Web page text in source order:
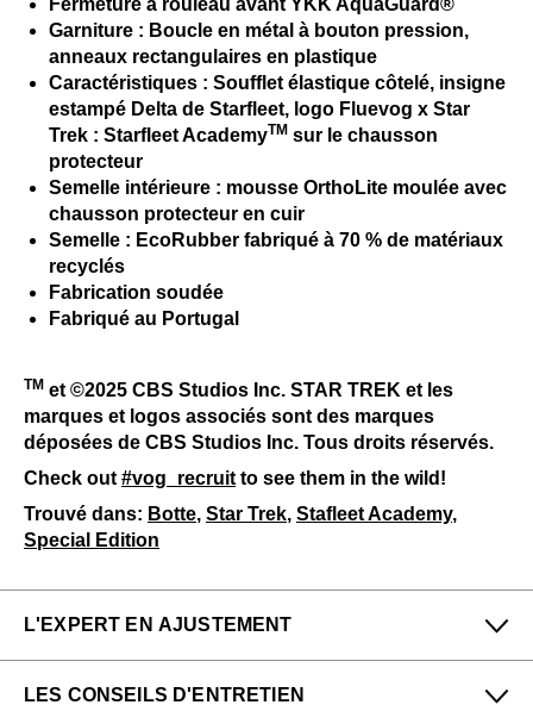
Fermeture à rouleau avant YKK AquaGuard®
Garniture : Boucle en métal à bouton pression,
anneaux rectangulaires en plastique
Caractéristiques : Soufflet élastique côtelé, insigne
estampé Delta de Starfleet, logo Fluevog x Star
Trek : Starfleet AcademyTM sur le chausson
protecteur
Semelle intérieure : mousse OrthoLite moulée avec
chausson protecteur en cuir
Semelle : EcoRubber fabriqué à 70 % de matériaux
recyclés
Fabrication soudée
Fabriqué au Portugal
TM et ©2025 CBS Studios Inc. STAR TREK et les
marques et logos associés sont des marques
déposées de CBS Studios Inc. Tous droits réservés.
Check out #vog_recruit to see them in the wild!
Trouvé dans: Botte, Star Trek, Stafleet Academy,
Special Edition
L'EXPERT EN AJUSTEMENT
LES CONSEILS D'ENTRETIEN